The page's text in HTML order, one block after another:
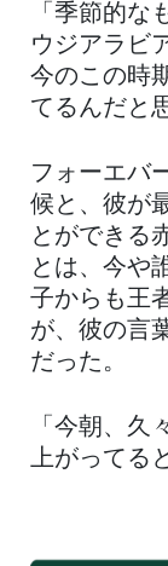
「季節的な
ウジアラビ
今のこの時
てるんだと
フォーエバ
候と、彼が
とができる
とは、今や
子からも王
が、彼の言
だった。
「今朝、久
上がってる